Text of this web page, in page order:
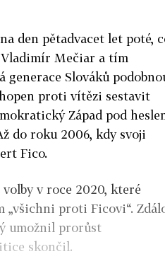
den pětadvacet let poté,
Vladimír Mečiar a tím
generace Slováků
proti vítězi sestavit
Západ pod
do roku 2006, kdy svoji
Fico.
v roce 2020, které
proti Ficovi“.
umožnil prorůst
skončil.